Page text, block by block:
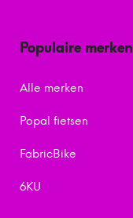
Populaire merken
Alle merken
Popal fietsen
FabricBike
6KU